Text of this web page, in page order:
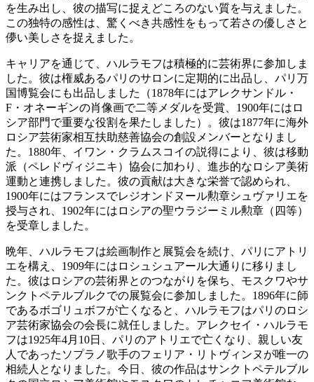
を生み出し、彼の描写に捉えどころのない質を与えました。
この独特の感性は、驚くべき共感性をもって若さの優しさと
儚い美しさを捉えました。
キャリアを通じて、ハルラモフは積極的に芸術界に参加しま
した。彼は権威あるパリのサロンに定期的に出品し、パリ万
国博覧会にも出品しました（1878年にはアレクサンドル・
F・オネーギンの肖像画で二等メダルを受賞、1900年にはロ
シア部門で重要な役割を果たしました）。彼は1877年に海外
ロシア芸術家相互扶助慈善協会の創設メンバーとなりまし
た。1880年、イワン・クラムスコイの説得により、彼は移動
派（ペレドヴィジニキ）協会に加わり、進歩的なロシア美術
運動と連携しました。彼の貢献は大きな栄誉で認められ、
1900年にはフランスでレジオンドヌール勲章シュヴァリエを
授与され、1902年にはロシアの聖ウラジーミル勲章（四等）
を受章しました。
晩年、ハルラモフは絵画制作と展覧会を続け、パリにアトリ
エを構え、1909年にはロシュシュアール大通りに移りまし
た。彼はロシアの芸術界とのつながりを保ち、モスクワやサ
ンクトペテルブルクでの展覧会に参加しました。1896年に師
であるボゴリュボフが亡くなると、ハルラモフはパリのロシ
ア芸術家協会の会長に就任しました。アレクセイ・ハルラモ
フは1925年4月10日、パリのアトリエで亡くなり、親しい友
人であったソプラノ歌手のフェリア・リトヴィンヌが唯一の
相続人となりました。今日、彼の作品はサンクトペテルブル